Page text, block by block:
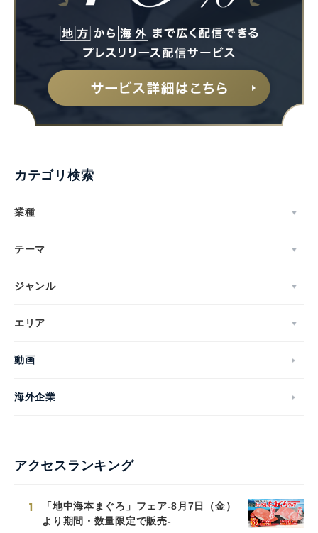
カテゴリ検索
業種
テーマ
ジャンル
エリア
動画
海外企業
アクセスランキング
1
「地中海本まぐろ」フェア-8月7日（金）
より期間・数量限定で販売-